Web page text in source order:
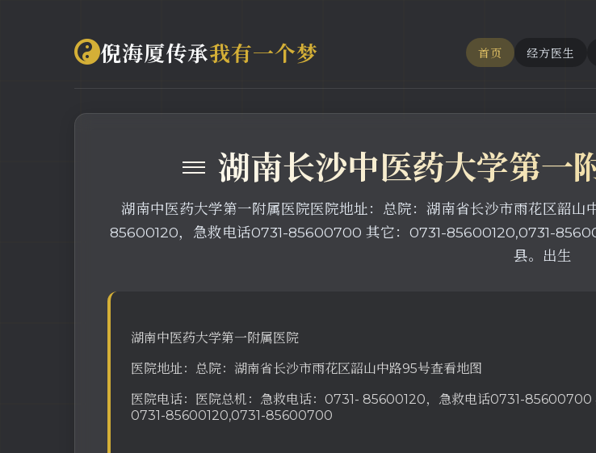
倪海厦传承我有一个梦 首页 经方医生
≡ 湖南长沙中医药大学第一
湖南中医药大学第一附属医院医院地址：总院：湖南省长沙市雨花区韶
85600120，急救电话0731-85600700 其它：0731-85600120,0731-
县。出生
湖南中医药大学第一附属医院
医院地址：总院：湖南省长沙市雨花区韶山中路95号查看地图
医院电话：医院总机：急救电话：0731- 85600120，急救电话0731-85600700
0731-85600120,0731-85600700